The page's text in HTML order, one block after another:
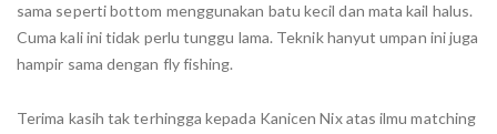
sama seperti bottom menggunakan batu kecil dan mata kail halus.
Cuma kali ini tidak perlu tunggu lama. Teknik hanyut umpan ini juga
hampir sama dengan fly fishing.
Terima kasih tak terhingga kepada Kanicen Nix atas ilmu matching